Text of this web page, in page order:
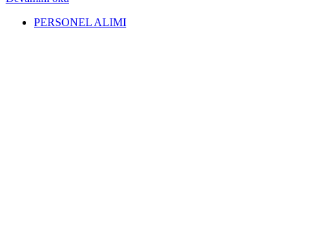
PERSONEL ALIMI